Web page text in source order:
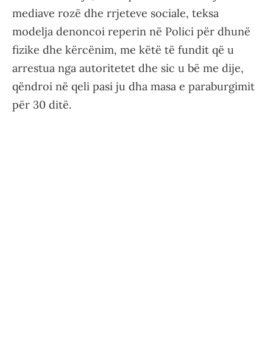
mediave rozë dhe rrjeteve sociale, teksa
modelja denoncoi reperin në Polici për dhunë
fizike dhe kërcënim, me këtë të fundit që u
arrestua nga autoritetet dhe sic u bë me dije,
qëndroi në qeli pasi ju dha masa e paraburgimit
për 30 ditë.